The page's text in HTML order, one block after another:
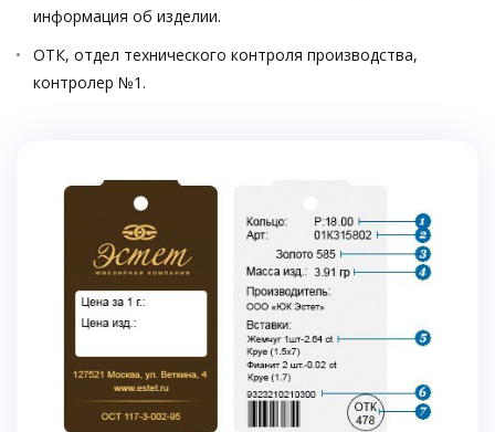
информация об изделии.
ОТК, отдел технического контроля производства,
контролер №1.